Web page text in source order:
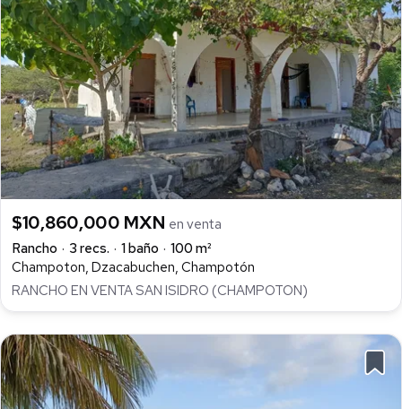
$10,860,000 MXN en venta
Rancho
3 recs. 1 baño
100 m²
Champoton, Dzacabuchen, Champotón
RANCHO EN VENTA SAN ISIDRO (CHAMPOTON)